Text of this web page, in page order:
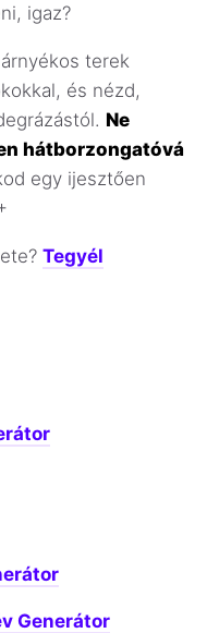
igaz?
terek
és nézd,
Ne
hátborzongatóvá
egy ijesztően
Tegyél
Generátor